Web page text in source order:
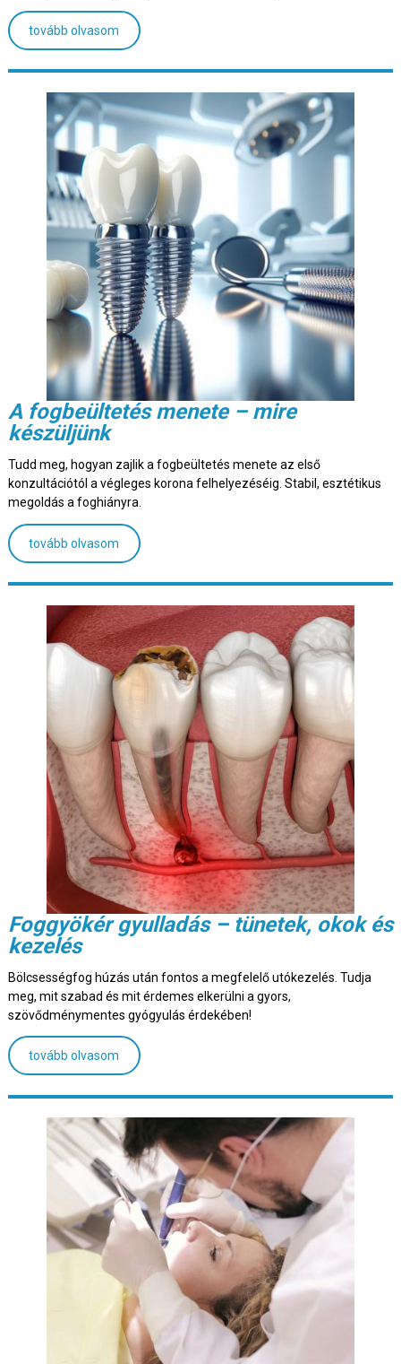
tovább olvasom
A fogbeültetés menete – mire
készüljünk
Tudd meg, hogyan zajlik a fogbeültetés menete az első
konzultációtól a végleges korona felhelyezéséig. Stabil, esztétikus
megoldás a foghiányra.
tovább olvasom
Foggyökér gyulladás – tünetek, okok és
kezelés
Bölcsességfog húzás után fontos a megfelelő utókezelés. Tudja
meg, mit szabad és mit érdemes elkerülni a gyors,
szövődménymentes gyógyulás érdekében!
tovább olvasom